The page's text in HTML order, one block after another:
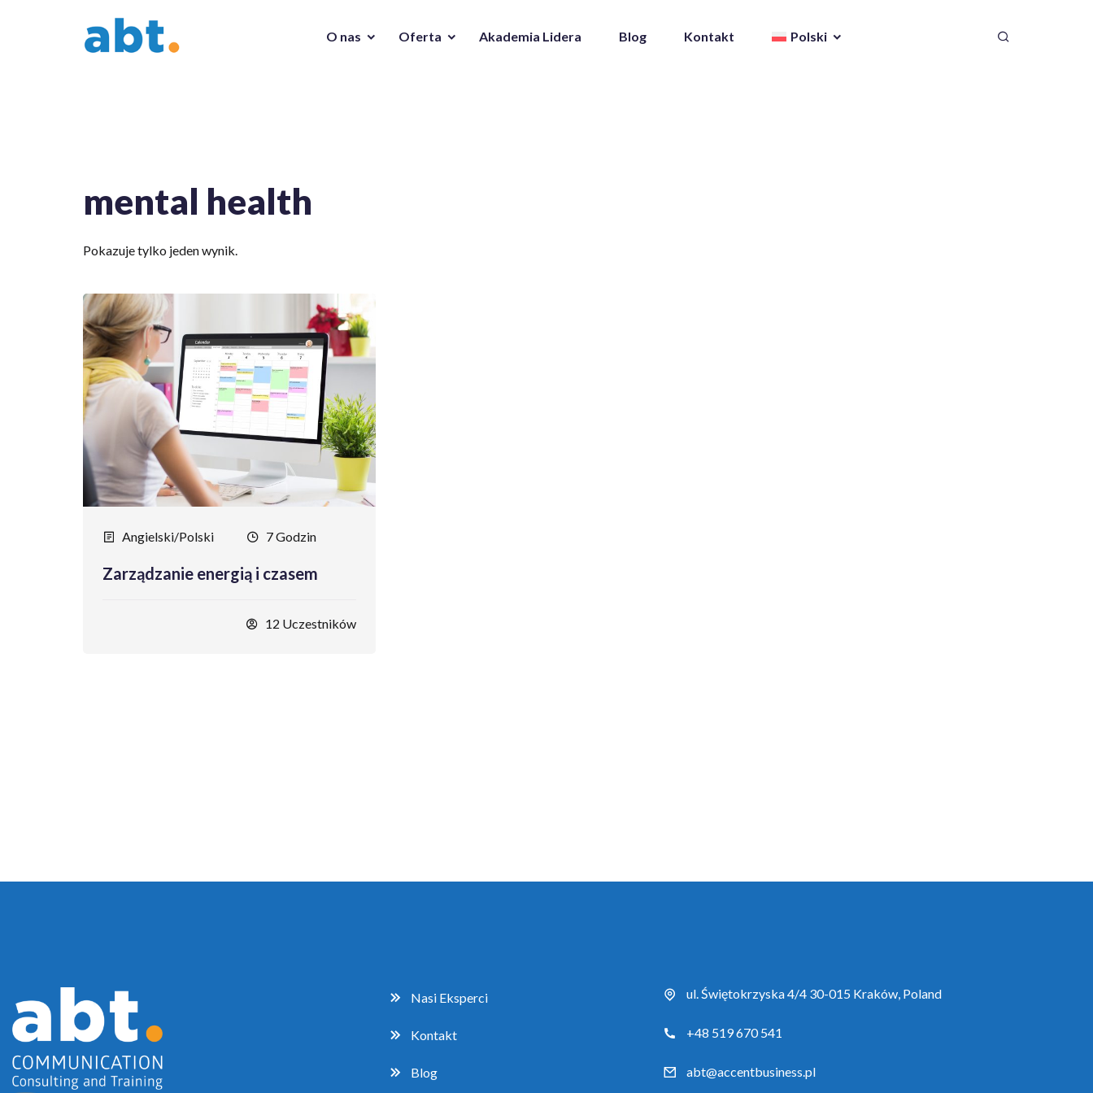
O nas Oferta Akademia Lidera Blog Kontakt Polski
mental health
Pokazuje tylko jeden wynik.
Angielski/Polski 7 Godzin
Zarządzanie energią i czasem
12 Uczestników
Nasi Eksperci
Kontakt
Blog
ul. Świętokrzyska 4/4 30-015 Kraków, Poland
+48 519 670 541
abt@accentbusiness.pl